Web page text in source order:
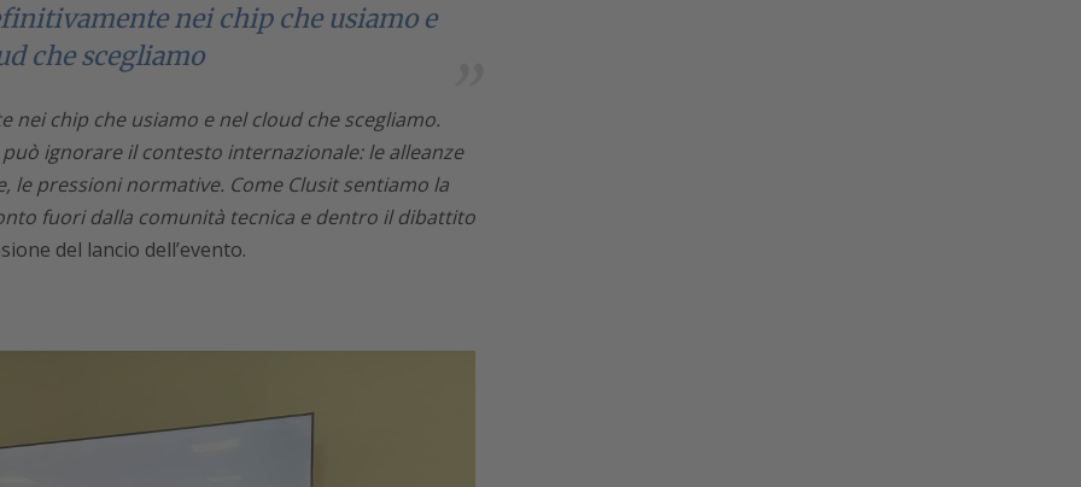
nei chip che usiamo e
che scegliamo
nei chip che usiamo e nel cloud che scegliamo.
ignorare il contesto internazionale: le alleanze
le pressioni normative. Come Clusit sentiamo la
fuori dalla comunità tecnica e dentro il dibattito
del lancio dell’evento.